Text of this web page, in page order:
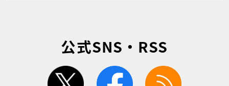
公式SNS・RSS
twitter facebook